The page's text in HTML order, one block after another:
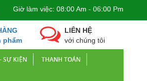
Giờ làm việc: 08:00 Am - 06:00 Pm
phẩm
LIÊN HỆ
với chúng tôi
SỰ KIỆN THANH TOÁN